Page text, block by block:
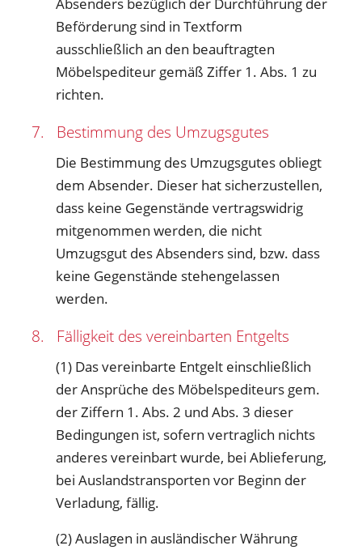
Beförderung sind in Textform
ausschließlich an den beauftragten
Möbelspediteur gemäß Ziffer 1. Abs. 1 zu
richten.
7. Bestimmung des Umzugsgutes
Die Bestimmung des Umzugsgutes obliegt
dem Absender. Dieser hat sicherzustellen,
dass keine Gegenstände vertragswidrig
mitgenommen werden, die nicht
Umzugsgut des Absenders sind, bzw. dass
keine Gegenstände stehengelassen
werden.
8. Fälligkeit des vereinbarten Entgelts
(1) Das vereinbarte Entgelt einschließlich
der Ansprüche des Möbelspediteurs gem.
der Ziffern 1. Abs. 2 und Abs. 3 dieser
Bedingungen ist, sofern vertraglich nichts
anderes vereinbart wurde, bei Ablieferung,
bei Auslandstransporten vor Beginn der
Verladung, fällig.
(2) Auslagen in ausländischer Währung